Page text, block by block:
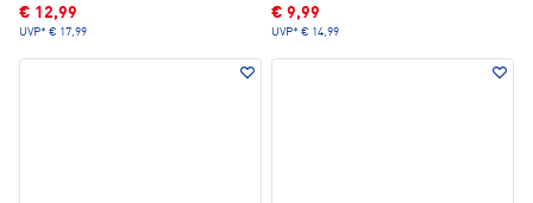
€ 12,99
UVP* € 17,99
€ 9,99
UVP* € 14,99